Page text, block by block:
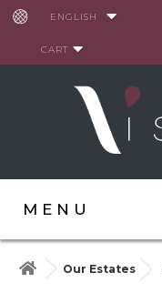
ENGLISH
CART
MENU
Our Estates
Cookies management panel